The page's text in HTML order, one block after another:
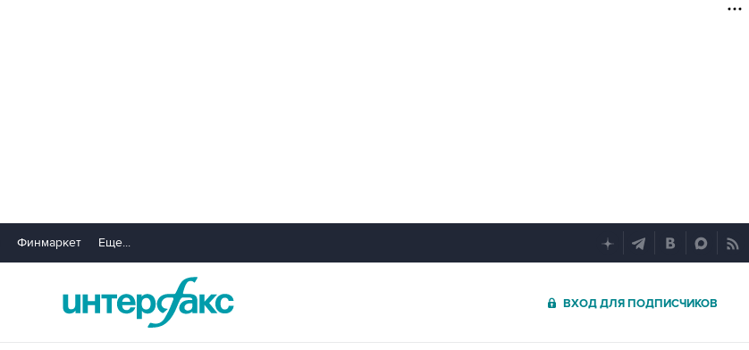
Финмаркет Еще...
ВХОД ДЛЯ ПОДПИСЧИКОВ